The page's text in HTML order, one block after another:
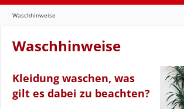
Waschhinweise
Waschhinweise
Kleidung waschen, was
gilt es dabei zu beachten?